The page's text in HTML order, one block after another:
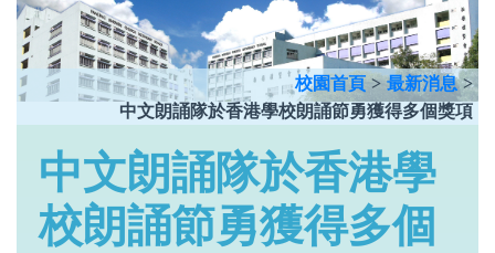
校園首頁 > 最新消息 >
中文朗誦隊於香港學校朗誦節勇獲得多個獎項
中文朗誦隊於香港學
校朗誦節勇獲得多個